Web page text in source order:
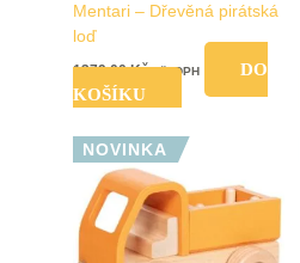
Mentari – Dřevěná pirátská
loď
1379,00Kč vč. DPH
DO
KOŠÍKU
NOVINKA